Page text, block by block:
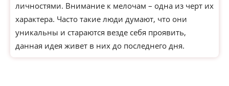
личностями. Внимание к мелочам – одна из черт их
характера. Часто такие люди думают, что они
уникальны и стараются везде себя проявить,
данная идея живет в них до последнего дня.